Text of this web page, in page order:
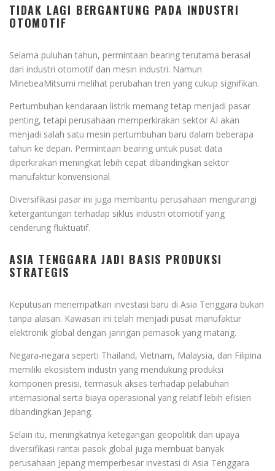
TIDAK LAGI BERGANTUNG PADA INDUSTRI
OTOMOTIF
Selama puluhan tahun, permintaan bearing terutama berasal
dari industri otomotif dan mesin industri. Namun
MinebeaMitsumi melihat perubahan tren yang cukup signifikan.
Pertumbuhan kendaraan listrik memang tetap menjadi pasar
penting, tetapi perusahaan memperkirakan sektor AI akan
menjadi salah satu mesin pertumbuhan baru dalam beberapa
tahun ke depan. Permintaan bearing untuk pusat data
diperkirakan meningkat lebih cepat dibandingkan sektor
manufaktur konvensional.
Diversifikasi pasar ini juga membantu perusahaan mengurangi
ketergantungan terhadap siklus industri otomotif yang
cenderung fluktuatif.
ASIA TENGGARA JADI BASIS PRODUKSI
STRATEGIS
Keputusan menempatkan investasi baru di Asia Tenggara bukan
tanpa alasan. Kawasan ini telah menjadi pusat manufaktur
elektronik global dengan jaringan pemasok yang matang.
Negara-negara seperti Thailand, Vietnam, Malaysia, dan Filipina
memiliki ekosistem industri yang mendukung produksi
komponen presisi, termasuk akses terhadap pelabuhan
internasional serta biaya operasional yang relatif lebih efisien
dibandingkan Jepang.
Selain itu, meningkatnya ketegangan geopolitik dan upaya
diversifikasi rantai pasok global juga membuat banyak
perusahaan Jepang memperbesar investasi di Asia Tenggara